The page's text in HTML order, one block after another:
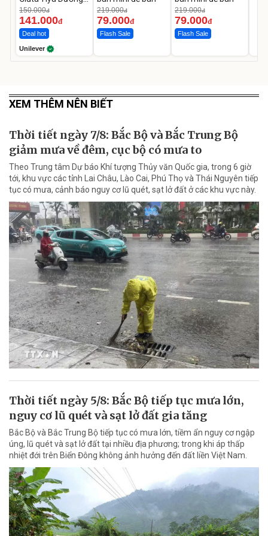
Da Sáng Mịn Sau 7
Ngày
150.000đ
141.000đ
Deal hot
Unilever
219.000đ
79.000đ
Flash Sale
219.000đ
79.000đ
Flash Sale
XEM THÊM NÊN BIẾT
Thời tiết ngày 7/8: Bắc Bộ và Bắc Trung Bộ
giảm mưa về đêm, cục bộ có mưa to
Theo Trung tâm Dự báo Khí tượng Thủy văn Quốc gia, trong 6 giờ
tới, khu vực các tỉnh Lai Châu, Lào Cai, Phú Thọ và Thái Nguyên tiếp
tục có mưa, cảnh báo nguy cơ lũ quét, sạt lở đất ở các khu vực này.
Thời tiết ngày 5/8: Bắc Bộ tiếp tục mưa lớn,
nguy cơ lũ quét và sạt lở đất gia tăng
Bắc Bộ và Bắc Trung Bộ tiếp tục có mưa lớn, tiềm ẩn nguy cơ ngập
úng, lũ quét và sạt lở đất tại nhiều địa phương; trong khi áp thấp
nhiệt đới trên Biển Đông không ảnh hưởng đến đất liền Việt Nam.